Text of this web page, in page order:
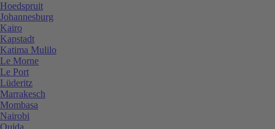
Hoedspruit
Johannesburg
Kairo
Kapstadt
Katima Mulilo
Le Morne
Le Port
Lüderitz
Marrakesch
Mombasa
Nairobi
Oujda